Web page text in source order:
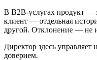
В B2B-услугах продукт —
клиент — отдельная
другой. Отклонение — не
Директор здесь
доверием.